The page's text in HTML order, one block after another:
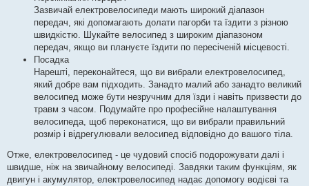
Зазвичай електровелосипеди мають широкий діапазон
передач, які допомагають долати пагорби та їздити з різною
швидкістю. Шукайте велосипед з широким діапазоном
передач, якщо ви плануєте їздити по пересіченій місцевості.
Посадка
Нарешті, переконайтеся, що ви вибрали електровелосипед,
який добре вам підходить. Занадто малий або занадто великий
велосипед може бути незручним для їзди і навіть призвести до
травм з часом. Подумайте про професійне налаштування
велосипеда, щоб переконатися, що ви вибрали правильний
розмір і відрегулювали велосипед відповідно до вашого тіла.
Отже, електровелосипед - це чудовий спосіб подорожувати далі і
швидше, ніж на звичайному велосипеді. Завдяки таким функціям, як
двигун і акумулятор, електровелосипед надає допомогу водієві та